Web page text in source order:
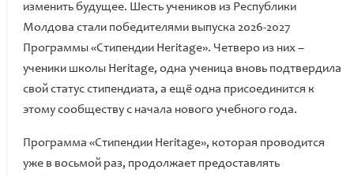
изменить будущее. Шесть учеников из Республики
Молдова стали победителями выпуска 2026-2027
Программы «Стипендии Heritage». Четверо из них –
ученики школы Heritage, одна ученица вновь подтвердила
свой статус стипендиата, а ещё одна присоединится к
этому сообществу с начала нового учебного года.
Программа «Стипендии Heritage», которая проводится
уже в восьмой раз, продолжает предоставлять